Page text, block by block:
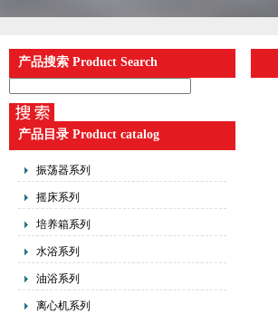
产品搜索 Product Search
产品目录 Product catalog
振荡器系列
摇床系列
培养箱系列
水浴系列
油浴系列
离心机系列